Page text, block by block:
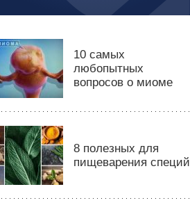
10 самых
любопытных
вопросов о миоме
8 полезных для
пищеварения специй